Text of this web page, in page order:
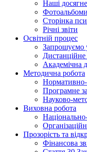
Наші
Фотоальбоми
Сторінка
Річні звіти
Освітній процес
Запрошуємо
Академічна
Методична робота
Нормативно-
Програмне
Науково-
Виховна робота
Прозорість та
Фінансова